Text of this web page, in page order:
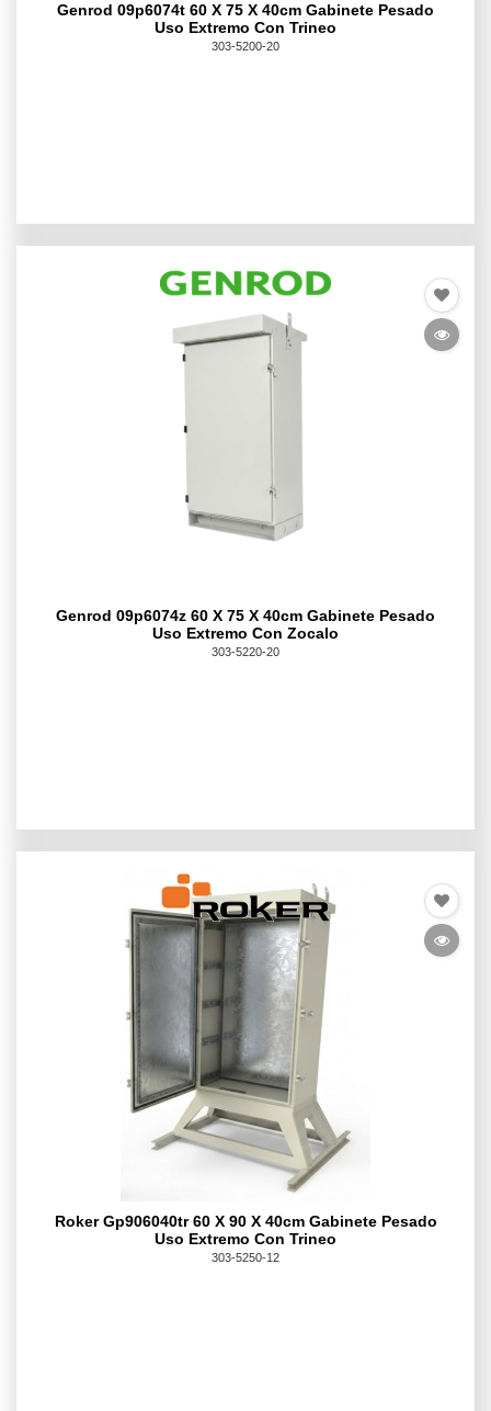
Genrod 09p6074t 60 X 75 X 40cm Gabinete Pesado
Uso Extremo Con Trineo
303-5200-20
Genrod 09p6074z 60 X 75 X 40cm Gabinete Pesado
Uso Extremo Con Zocalo
303-5220-20
Roker Gp906040tr 60 X 90 X 40cm Gabinete Pesado
Uso Extremo Con Trineo
303-5250-12